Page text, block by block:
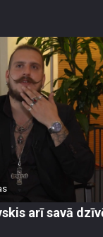
arī savā